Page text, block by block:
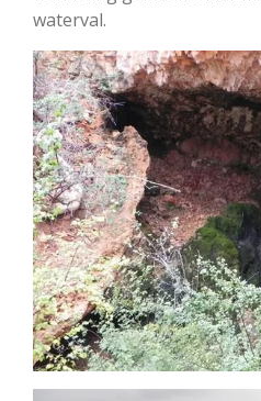
waterval.